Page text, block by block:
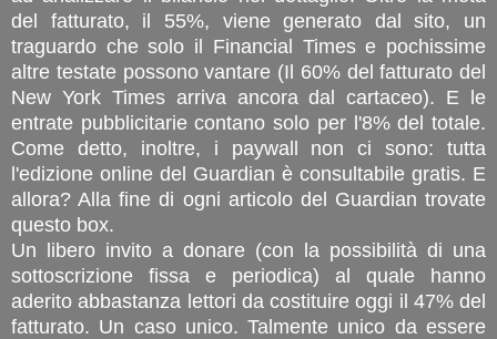
del fatturato, il 55%, viene generato dal sito, un
traguardo che solo il Financial Times e pochissime
altre testate possono vantare (Il 60% del fatturato del
New York Times arriva ancora dal cartaceo). E le
entrate pubblicitarie contano solo per l'8% del totale.
Come detto, inoltre, i paywall non ci sono: tutta
l'edizione online del Guardian è consultabile gratis. E
allora? Alla fine di ogni articolo del Guardian trovate
questo box.
Un libero invito a donare (con la possibilità di una
sottoscrizione fissa e periodica) al quale hanno
aderito abbastanza lettori da costituire oggi il 47% del
fatturato. Un caso unico. Talmente unico da essere